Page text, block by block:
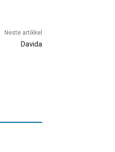
Neste artikkel
Davida